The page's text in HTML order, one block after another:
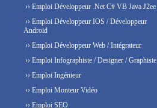
›› Emploi Développeur .Net C# VB Java J2ee
›› Emploi Développeur IOS / Développeur
Android
›› Emploi Développeur Web / Intégrateur
›› Emploi Infographiste / Designer / Graphiste
›› Emploi Ingénieur
›› Emploi Monteur Vidéo
›› Emploi SEO